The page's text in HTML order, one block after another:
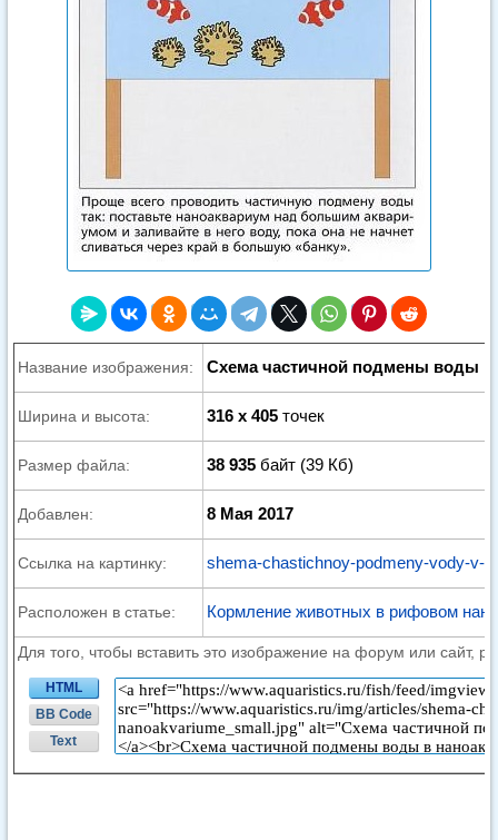
Название изображения: Схема частичной подмены воды в
Ширина и высота: 316 x 405 точек
Размер файла: 38 935 байт (39 Кб)
Добавлен: 8 Мая 2017
Ссылка на картинку: shema-chastichnoy-podmeny-vody-v-
Расположен в статье: Кормление животных в рифовом
Для того, чтобы вставить это изображение на форум или сайт,
HTML
BB Code
Text